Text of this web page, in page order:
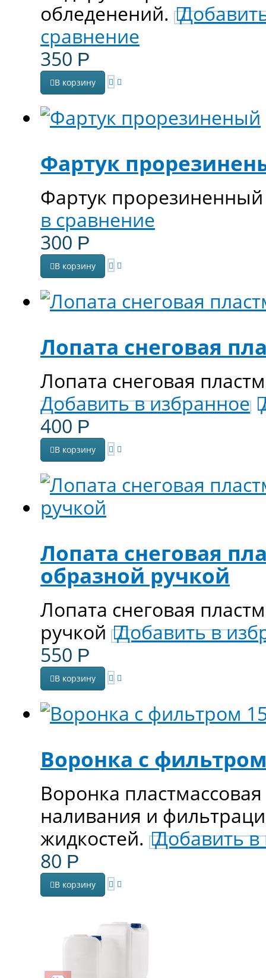
обледенений.
сравнение
350 Р
В корзину
Фартук
Фартук прорезиненный
в сравнение
300 Р
В корзину
Лопата снеговая
Лопата снеговая
Добавить в избранное
400 Р
В корзину
Лопата снеговая
образной ручкой
Лопата снеговая
ручкой Добавить в
550 Р
В корзину
Воронка с
Воронка
наливания и
жидкостей. Добавить
80 Р
В корзину